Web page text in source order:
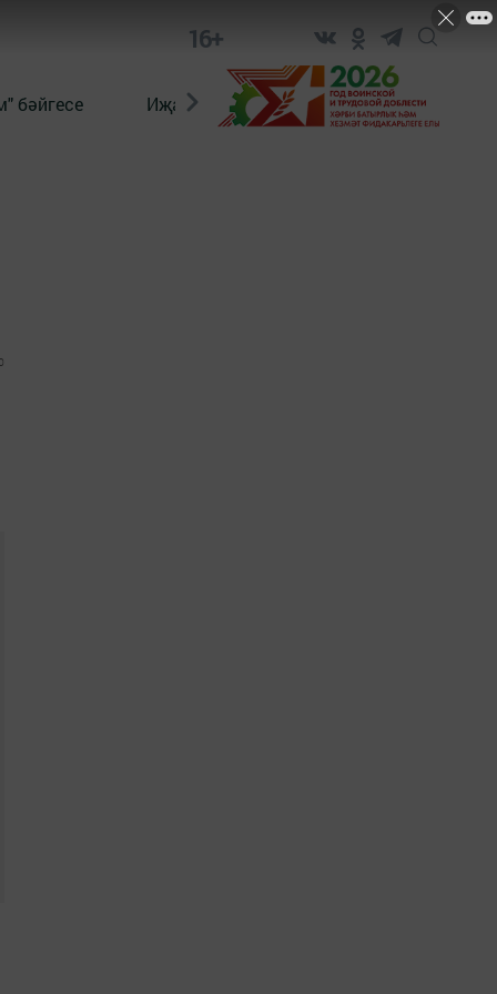
16+
бәйгесе Иҗат Реклама Онлайн